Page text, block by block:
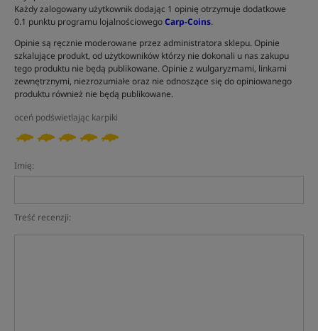
Każdy zalogowany użytkownik dodając 1 opinię otrzymuje dodatkowe
0.1 punktu programu lojalnościowegoCarp-Coins.
Opinie są ręcznie moderowane przez administratora sklepu. Opinie
szkalujące produkt, od użytkowników którzy nie dokonali u nas zakupu
tego produktu nie będą publikowane. Opinie z wulgaryzmami, linkami
zewnętrznymi, niezrozumiałe oraz nie odnoszące się do opiniowanego
produktu również nie będą publikowane.
oceń podświetlając karpiki
Imię:
Treść recenzji: